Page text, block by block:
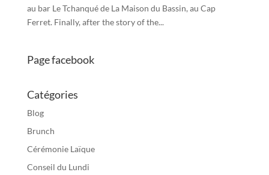
au bar Le Tchanqué de La Maison du Bassin, au Cap
Ferret. Finally, after the story of the...
Page facebook
Catégories
Blog
Brunch
Cérémonie Laïque
Conseil du Lundi